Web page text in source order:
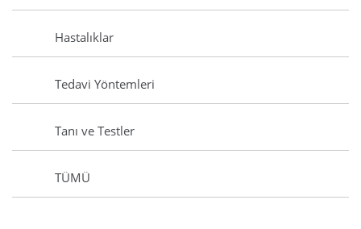
Hastalıklar
Tedavi Yöntemleri
Tanı ve Testler
TÜMÜ